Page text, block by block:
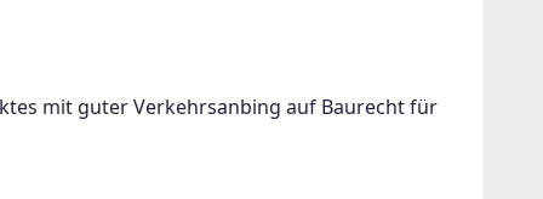
mit guter Verkehrsanbing auf Baurecht für